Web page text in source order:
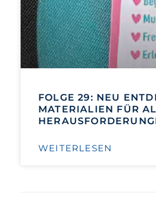
FOLGE 29: NEU
MATERIALIEN FÜR
WEITERLESEN